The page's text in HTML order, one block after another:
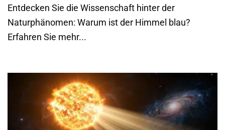
Entdecken Sie die Wissenschaft hinter der
Naturphänomen: Warum ist der Himmel blau?
Erfahren Sie mehr...